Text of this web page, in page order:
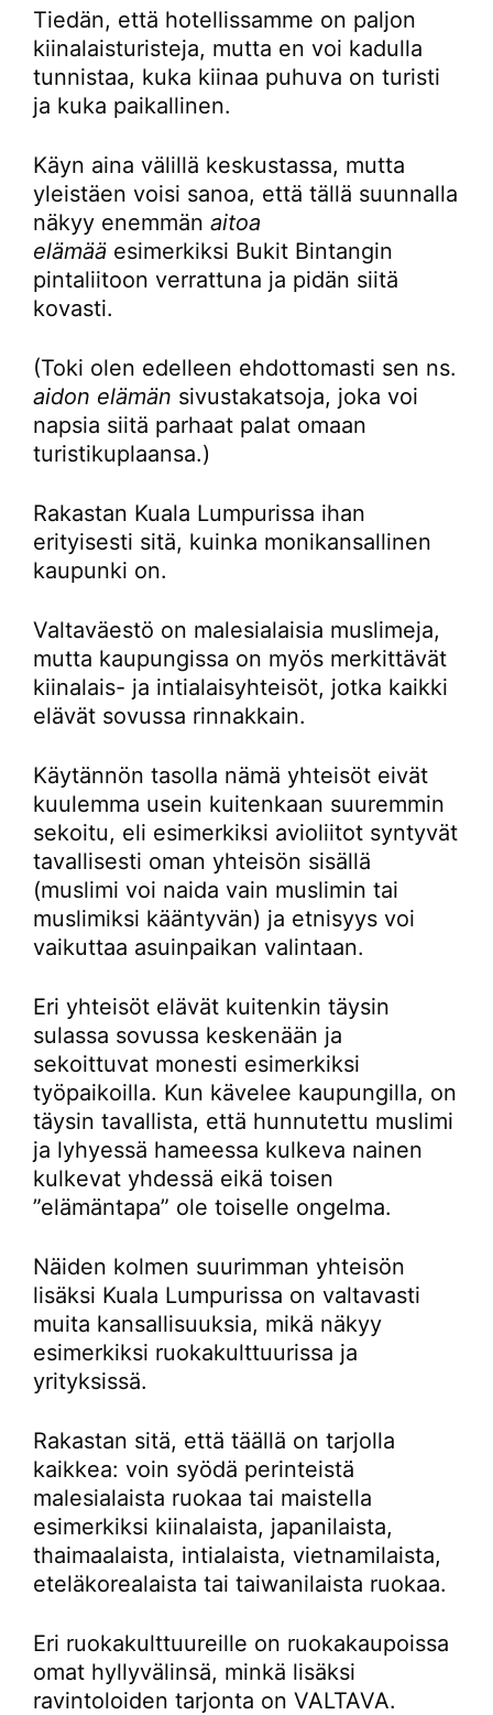
Tiedän, että hotellissamme on paljon
kiinalaisturisteja, mutta en voi kadulla
tunnistaa, kuka kiinaa puhuva on turisti
ja kuka paikallinen.
Käyn aina välillä keskustassa, mutta
yleistäen voisi sanoa, että tällä suunnalla
näkyy enemmän aitoa
elämää esimerkiksi Bukit Bintangin
pintaliitoon verrattuna ja pidän siitä
kovasti.
(Toki olen edelleen ehdottomasti sen ns.
aidon elämän sivustakatsoja, joka voi
napsia siitä parhaat palat omaan
turistikuplaansa.)
Rakastan Kuala Lumpurissa ihan
erityisesti sitä, kuinka monikansallinen
kaupunki on.
Valtaväestö on malesialaisia muslimeja,
mutta kaupungissa on myös merkittävät
kiinalais- ja intialaisyhteisöt, jotka kaikki
elävät sovussa rinnakkain.
Käytännön tasolla nämä yhteisöt eivät
kuulemma usein kuitenkaan suuremmin
sekoitu, eli esimerkiksi avioliitot syntyvät
tavallisesti oman yhteisön sisällä
(muslimi voi naida vain muslimin tai
muslimiksi kääntyvän) ja etnisyys voi
vaikuttaa asuinpaikan valintaan.
Eri yhteisöt elävät kuitenkin täysin
sulassa sovussa keskenään ja
sekoittuvat monesti esimerkiksi
työpaikoilla. Kun kävelee kaupungilla, on
täysin tavallista, että hunnutettu muslimi
ja lyhyessä hameessa kulkeva nainen
kulkevat yhdessä eikä toisen
”elämäntapa” ole toiselle ongelma.
Näiden kolmen suurimman yhteisön
lisäksi Kuala Lumpurissa on valtavasti
muita kansallisuuksia, mikä näkyy
esimerkiksi ruokakulttuurissa ja
yrityksissä.
Rakastan sitä, että täällä on tarjolla
kaikkea: voin syödä perinteistä
malesialaista ruokaa tai maistella
esimerkiksi kiinalaista, japanilaista,
thaimaalaista, intialaista, vietnamilaista,
eteläkorealaista tai taiwanilaista ruokaa.
Eri ruokakulttuureille on ruokakaupoissa
omat hyllyvälinsä, minkä lisäksi
ravintoloiden tarjonta on VALTAVA.